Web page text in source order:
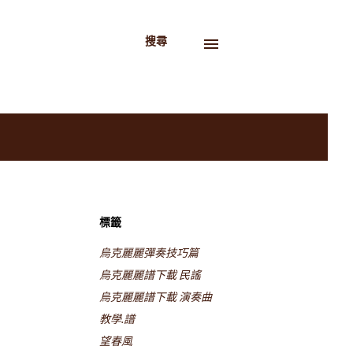
搜尋
標籤
烏克麗麗彈奏技巧篇
烏克麗麗譜下載 民謠
烏克麗麗譜下載 演奏曲
教學.譜
望春風